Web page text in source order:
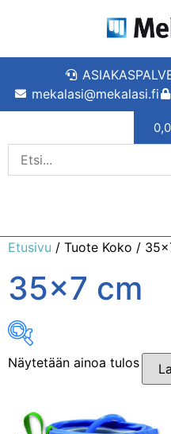
mekalasi@mekalasi.fi
Etusivu / Tuote Koko /
35x7 cm
Erikoissairaanhoito
Näytetään ainoa tulos